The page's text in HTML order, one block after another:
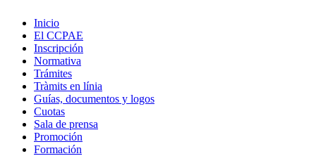
Inicio
El CCPAE
Inscripción
Normativa
Trámites
Tràmits en línia
Guías, documentos y logos
Cuotas
Sala de prensa
Promoción
Formación